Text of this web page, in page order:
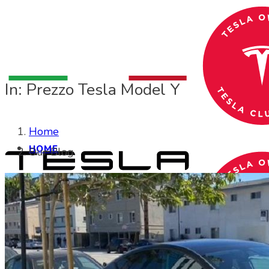
HOME
CHI SIAMO
CHI SIAMO
Search Site
In: Prezzo Tesla Model Y
Home
Our Blog